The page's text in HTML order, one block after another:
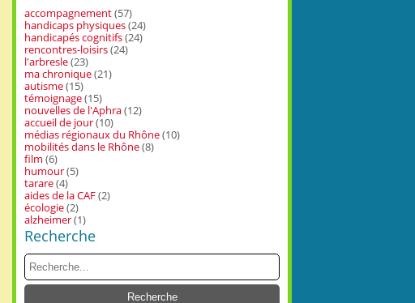
accompagnement(57)
handicaps physiques(24)
handicapés cognitifs(24)
rencontres-loisirs(24)
l'arbresle(23)
ma chronique(21)
autisme(15)
témoignage(15)
nouvelles de l'Aphra(12)
accueil de jour(10)
médias régionaux du Rhône(10)
mobilités dans le Rhône(8)
film (6)
humour(5)
tarare(4)
aides de la CAF(2)
écologie(2)
alzheimer(1)
Recherche